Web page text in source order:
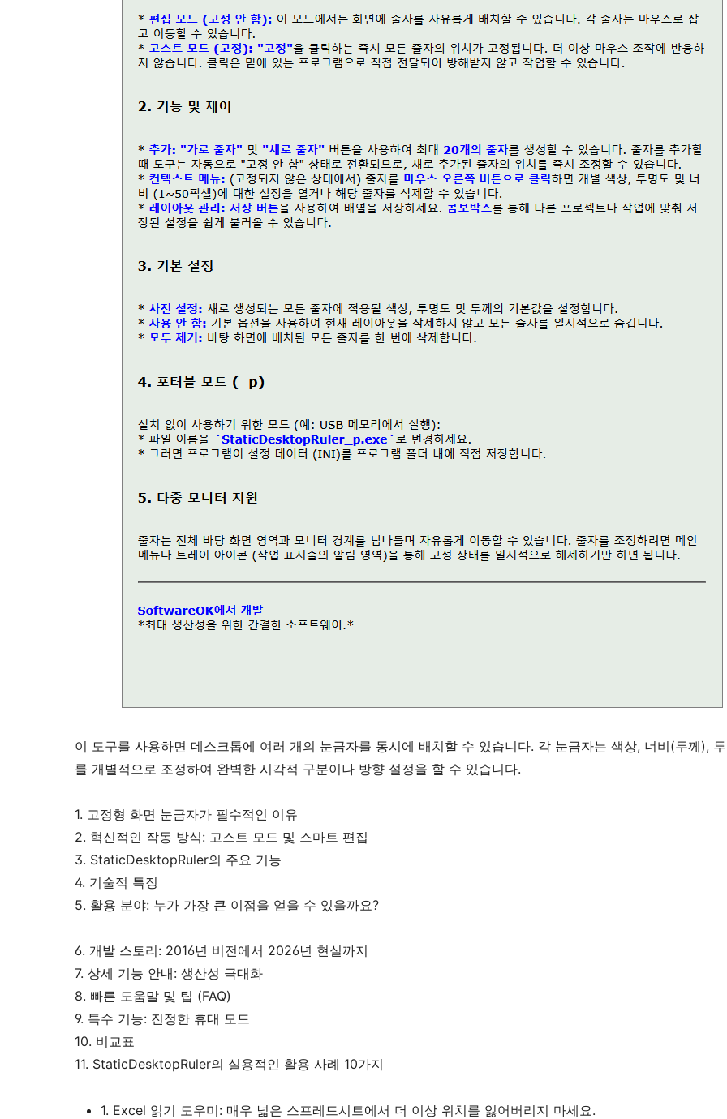
이 도구를 사용하면 데스크톱에 여러 개의 눈금자를 동시에 배치할 수 있습니다. 각 눈금자는 색상, 너비(두께),
를 개별적으로 조정하여 완벽한 시각적 구분이나 방향 설정을 할 수 있습니다.
1. 고정형 화면 눈금자가 필수적인 이유
2. 혁신적인 작동 방식: 고스트 모드 및 스마트 편집
3. StaticDesktopRuler의 주요 기능
4. 기술적 특징
5. 활용 분야: 누가 가장 큰 이점을 얻을 수 있을까요?
6. 개발 스토리: 2016년 비전에서 2026년 현실까지
7. 상세 기능 안내: 생산성 극대화
8. 빠른 도움말 및 팁 (FAQ)
9. 특수 기능: 진정한 휴대 모드
10. 비교표
11. StaticDesktopRuler의 실용적인 활용 사례 10가지
1. Excel 읽기 도우미: 매우 넓은 스프레드시트에서 더 이상 위치를 잃어버리지 마세요.